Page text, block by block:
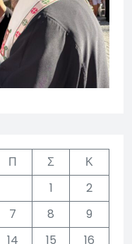
Π Σ
Κ
1
2
7 8
9
14 15
16